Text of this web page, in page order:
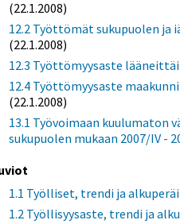
(22.1.2008)
12.2 Työttömät sukupuolen ja
(22.1.2008)
12.3 Työttömyysaste
12.4 Työttömyysaste
(22.1.2008)
13.1 Työvoimaan kuulumaton
sukupuolen mukaan 2007/IV -
1.1 Työlliset, trendi ja
1.2 Työllisyysaste, trendi ja